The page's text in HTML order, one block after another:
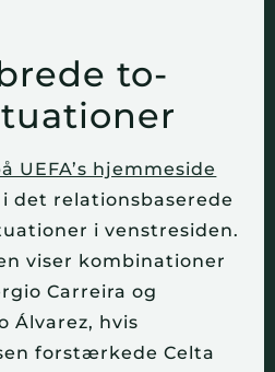
to-
UEFA’s hjemmeside
det relationsbaserede
i venstresiden.
viser kombinationer
Carreira og
Álvarez, hvis
forstærkede Celta